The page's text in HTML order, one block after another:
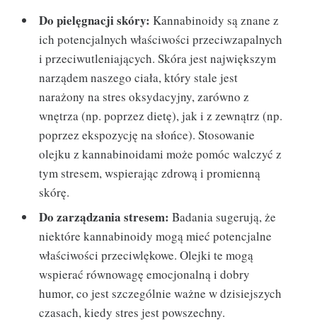
Do pielęgnacji skóry: Kannabinoidy są znane z
ich potencjalnych właściwości przeciwzapalnych
i przeciwutleniających. Skóra jest największym
narządem naszego ciała, który stale jest
narażony na stres oksydacyjny, zarówno z
wnętrza (np. poprzez dietę), jak i z zewnątrz (np.
poprzez ekspozycję na słońce). Stosowanie
olejku z kannabinoidami może pomóc walczyć z
tym stresem, wspierając zdrową i promienną
skórę.
Do zarządzania stresem: Badania sugerują, że
niektóre kannabinoidy mogą mieć potencjalne
właściwości przeciwlękowe. Olejki te mogą
wspierać równowagę emocjonalną i dobry
humor, co jest szczególnie ważne w dzisiejszych
czasach, kiedy stres jest powszechny.